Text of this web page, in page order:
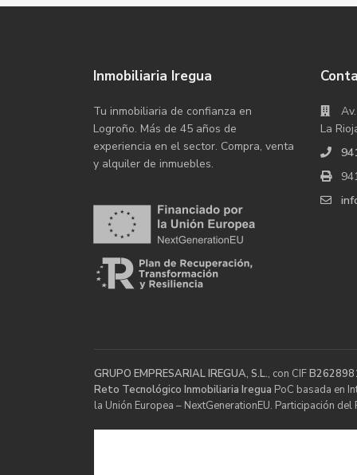
Inmobiliaria Iregua
Tu inmobiliaria de confianza en
Logroño. Más de 45 años de
experiencia en el sector. Compra, venta
y alquiler de inmuebles.
La
GRUPO EMPRESARIAL IREGUA, S.L., con CIF
Reto Tecnológico Inmobiliaria Iregua PoC basada en
la Unión Europea – NextGenerationEU. Participación